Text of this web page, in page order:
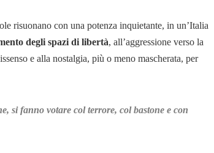
risuonano con una potenza inquietante, in un’Italia
degli spazi di libertà, all’aggressione verso la
e alla nostalgia, più o meno mascherata, per
si fanno votare col terrore, col bastone e con